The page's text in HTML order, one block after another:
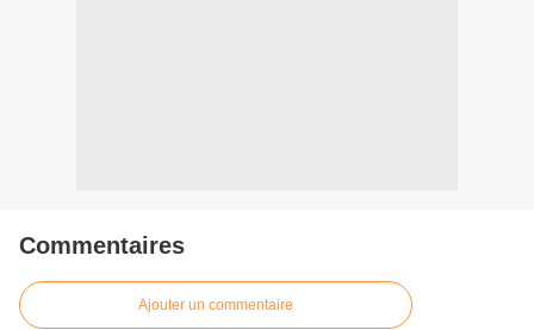
Commentaires
Ajouter un commentaire